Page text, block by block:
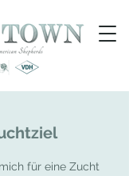
für eine Zucht